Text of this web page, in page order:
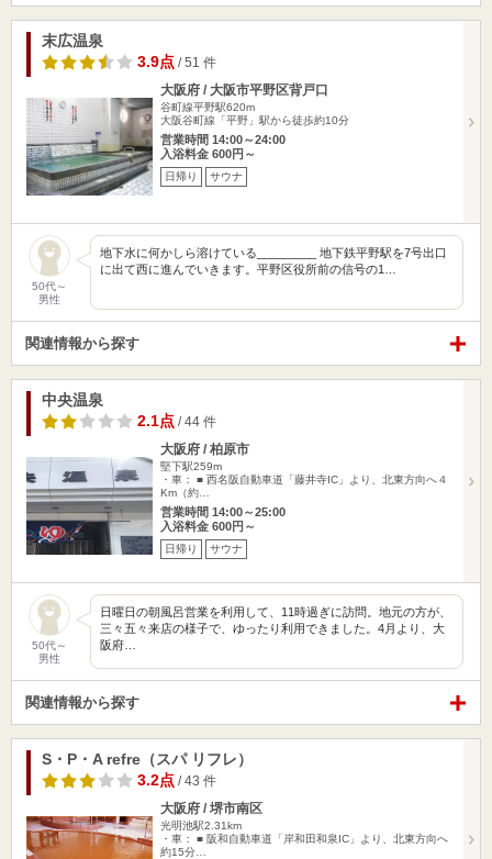
末広温泉
3.9点 / 51 件
大阪府 / 大阪市平野区背戸口
谷町線平野駅620m
大阪谷町線「平野」駅から徒歩約10分
営業時間 14:00～24:00
入浴料金 600円～
日帰り サウナ
50代～
男性
地下水に何かしら溶けている_________ 地下鉄平野駅を7号出口
に出て西に進んでいきます。平野区役所前の信号の1…
関連情報から探す
中央温泉
2.1点 / 44 件
大阪府 / 柏原市
堅下駅259m
・車： ■ 西名阪自動車道「藤井寺IC」より、北東方向へ４
Km（約…
営業時間 14:00～25:00
入浴料金 600円～
日帰り サウナ
50代～
男性
日曜日の朝風呂営業を利用して、11時過ぎに訪問。地元の方が、
三々五々来店の様子で、ゆったり利用できました。4月より、大
阪府…
関連情報から探す
S・P・A refre（スパ リフレ）
3.2点 / 43 件
大阪府 / 堺市南区
光明池駅2.31km
・車： ■ 阪和自動車道「岸和田和泉IC」より、北東方向へ
約15分…